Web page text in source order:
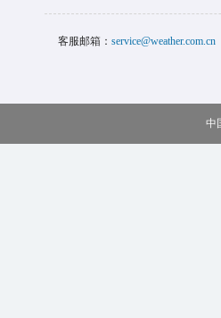
客服邮箱： service@weather.com.cn
中